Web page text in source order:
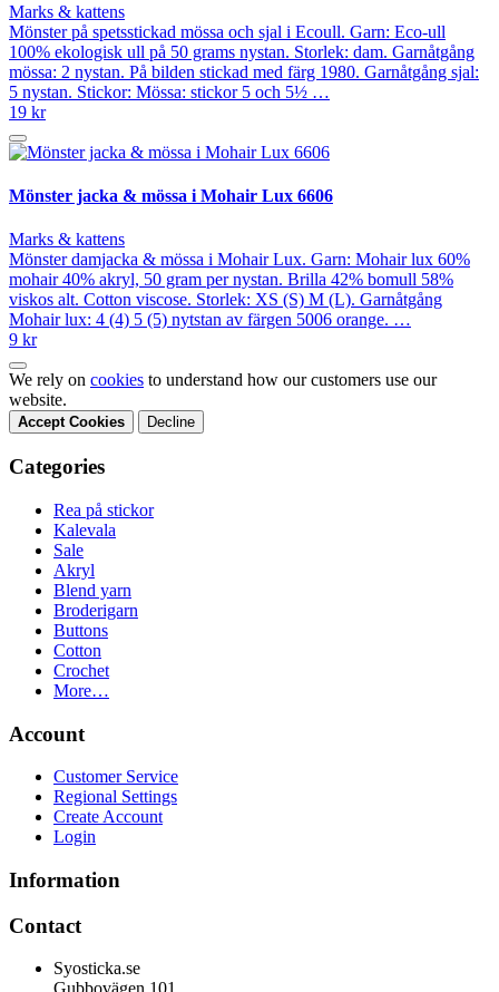
Marks & kattens
Mönster på spetsstickad mössa och sjal i Ecoull. Garn: Eco-ull
100% ekologisk ull på 50 grams nystan. Storlek: dam. Garnåtgång
mössa: 2 nystan. På bilden stickad med färg 1980. Garnåtgång sjal:
5 nystan. Stickor: Mössa: stickor 5 och 5½ …
19 kr
Mönster jacka & mössa i Mohair Lux 6606
Marks & kattens
Mönster damjacka & mössa i Mohair Lux. Garn: Mohair lux 60%
mohair 40% akryl, 50 gram per nystan. Brilla 42% bomull 58%
viskos alt. Cotton viscose. Storlek: XS (S) M (L). Garnåtgång
Mohair lux: 4 (4) 5 (5) nytstan av färgen 5006 orange. …
9 kr
We rely on cookies to understand how our customers use our
website.
Accept Cookies Decline
Categories
Rea på stickor
Kalevala
Sale
Akryl
Blend yarn
Broderigarn
Buttons
Cotton
Crochet
More…
Account
Customer Service
Regional Settings
Create Account
Login
Information
Contact
Syosticka.se